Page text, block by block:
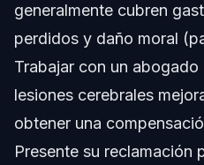
¿Pueden denegar
por lesión cerebral?
Fuentes y Referencias
generalmente cubren
perdidos y daño moral
Trabajar con un
lesiones cerebrales
obtener una
Presente su reclamación